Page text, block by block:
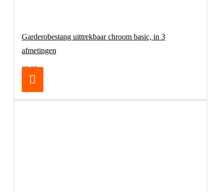
Garderobestang uittrekbaar chroom basic, in 3
afmetingen
€6,95